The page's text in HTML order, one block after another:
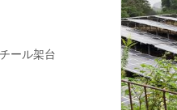
ール架台